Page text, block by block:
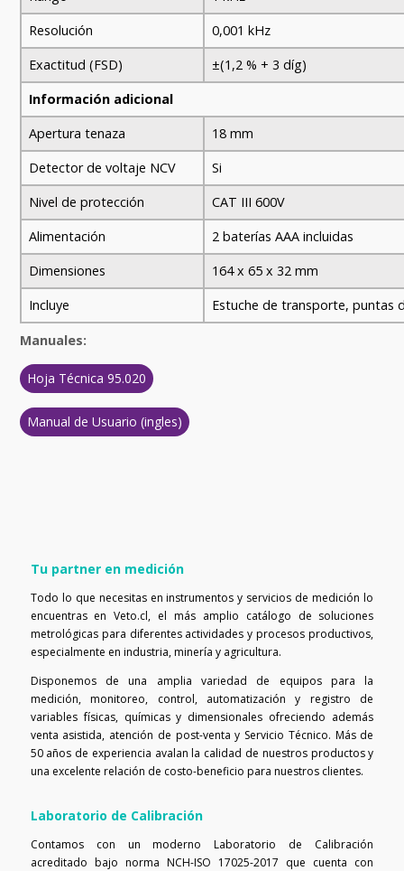
Resolución
0,001 kHz
Exactitud (FSD)
±(1,2 % + 3 díg)
Información adicional
Apertura tenaza
18 mm
Detector de voltaje NCV
Si
Nivel de protección
CAT III 600V
Alimentación
2 baterías AAA incluidas
Dimensiones
164 x 65 x 32 mm
Incluye
Estuche de transporte, puntas
Manuales:
Hoja Técnica 95.020
Manual de Usuario (ingles)
Tu partner en medición
Todo lo que necesitas en instrumentos y servicios de medición lo
encuentras en Veto.cl, el más amplio catálogo de soluciones
metrológicas para diferentes actividades y procesos productivos,
especialmente en industria, minería y agricultura.
Disponemos de una amplia variedad de equipos para la
medición, monitoreo, control, automatización y registro de
variables físicas, químicas y dimensionales ofreciendo además
venta asistida, atención de post-venta y Servicio Técnico. Más de
50 años de experiencia avalan la calidad de nuestros productos y
una excelente relación de costo-beneficio para nuestros clientes.
Laboratorio de Calibración
Contamos con un moderno Laboratorio de Calibración
acreditado bajo norma NCH-ISO 17025-2017 que cuenta con